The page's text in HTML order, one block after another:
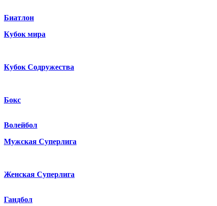
Биатлон
Кубок мира
Кубок Содружества
Бокс
Волейбол
Мужская Суперлига
Женская Суперлига
Гандбол